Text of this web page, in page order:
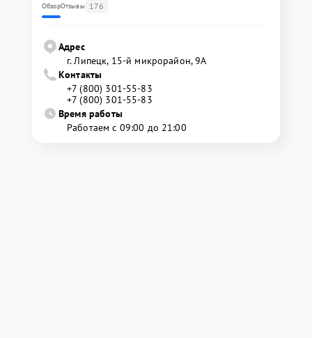
ОбзорОтзывы 176
Адрес
г. Липецк, 15-й микрорайон, 9А
Контакты
+7 (800) 301-55-83
+7 (800) 301-55-83
Время работы
Работаем с 09:00 до 21:00